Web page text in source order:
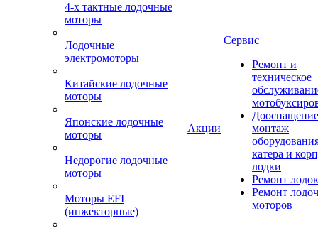
4-х тактные лодочные
моторы
Лодочные
электромоторы
Китайские лодочные
моторы
Японские лодочные
моторы
Недорогие лодочные
моторы
Моторы EFI
(инжекторные)
Акции
Сервис
Ремонт и
техническое
монтаж
катера и
лодки
Ремонт
Ремонт
моторов